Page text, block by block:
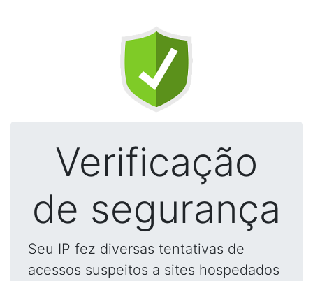
Verificação
de segurança
Seu IP fez diversas tentativas de
acessos suspeitos a sites hospedados